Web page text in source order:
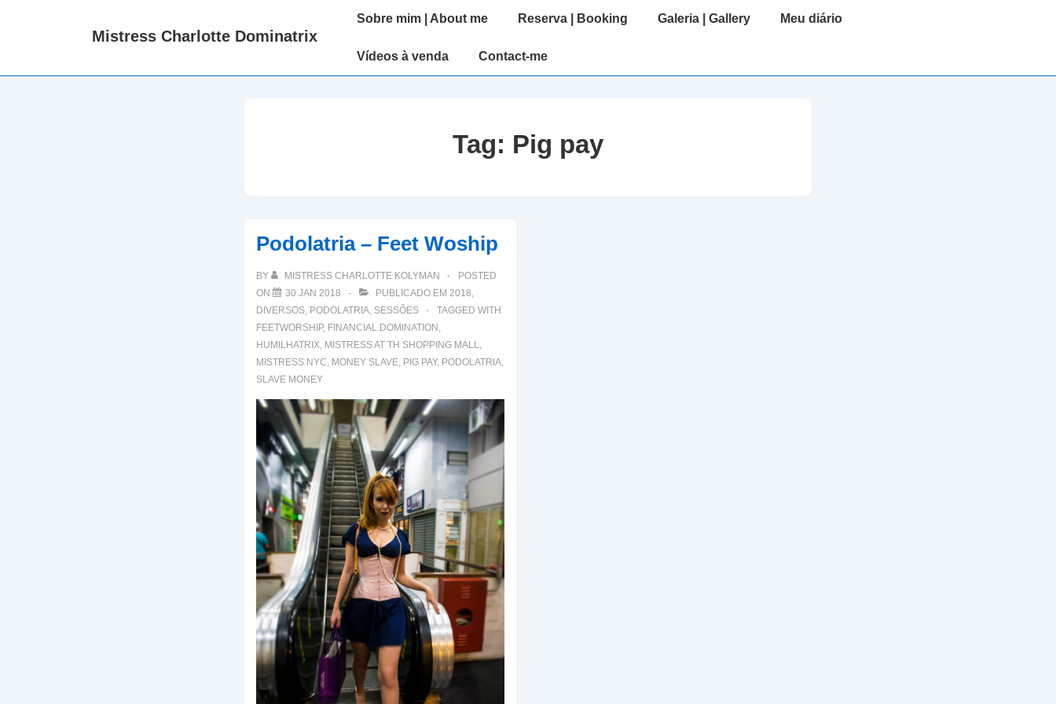
o
Mistress Charlotte Dominatrix
Main
Sobre mim | About me Reserva | Booking Galeria | Gallery Meu diário
Vídeos à venda Contact-me
Tag: Pig pay
Podolatria – Feet Woship
BY MISTRESS CHARLOTTE KOLYMAN
POSTED
ON
30 JAN 2018 PUBLICADO EM 2018,
DIVERSOS, PODOLATRIA, SESSÕES
TAGGED WITH
FEETWORSHIP, FINANCIAL DOMINATION ,
HUMILHATRIX, MISTRESS AT TH SHOPPING MALL,
MISTRESS NYC, MONEY SLAVE, PIG PAY, PODOLATRIA,
SLAVE MONEY